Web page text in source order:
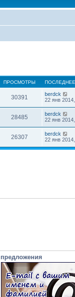
ПРОСМОТРЫ
30391
berdck
22 янв
28485
berdck
22 янв
26307
berdck
22 янв